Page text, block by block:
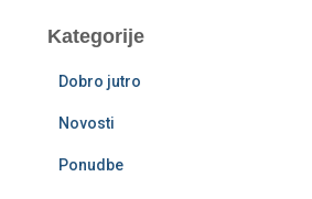
Kategorije
Dobro jutro
Novosti
Ponudbe